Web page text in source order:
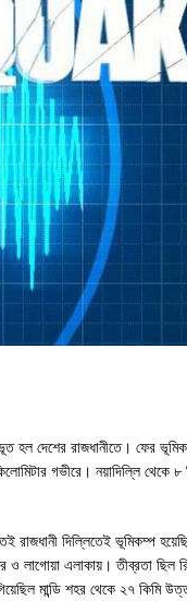
হল দেশের রাজধানীতে। ফের
গভীরে। নয়াদিল্লি থেকে ৮
রাজধানী দিল্লিতেই ভূমিকম্প
ও লাগোয়া এলাকায়। তীব্রতা ছিল
মান্ডি শহর থেকে ২৭ কিমি